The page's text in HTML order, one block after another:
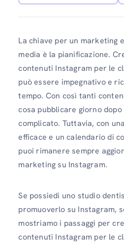
La chiave per un marketing
media è la pianificazione.
contenuti Instagram per le
può essere impegnativo e
tempo. Con così tanti
cosa pubblicare giorno
complicato. Tuttavia, con
efficace e un calendario di
puoi rimanere sempre
marketing su Instagram.
Se possiedi uno studio
promuoverlo su Instagram,
mostriamo i passaggi per
contenuti Instagram per le